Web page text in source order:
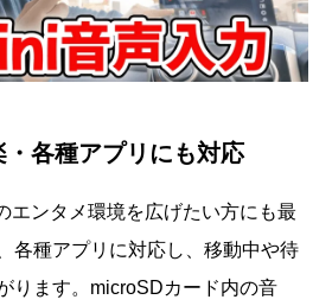
・各種アプリにも対応
エンタメ環境を広げたい方にも最
各種アプリに対応し、移動中や待
ります。microSDカード内の音